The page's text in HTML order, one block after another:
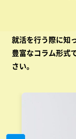
就活を行う際に知
豊富なコラム形式
さい。